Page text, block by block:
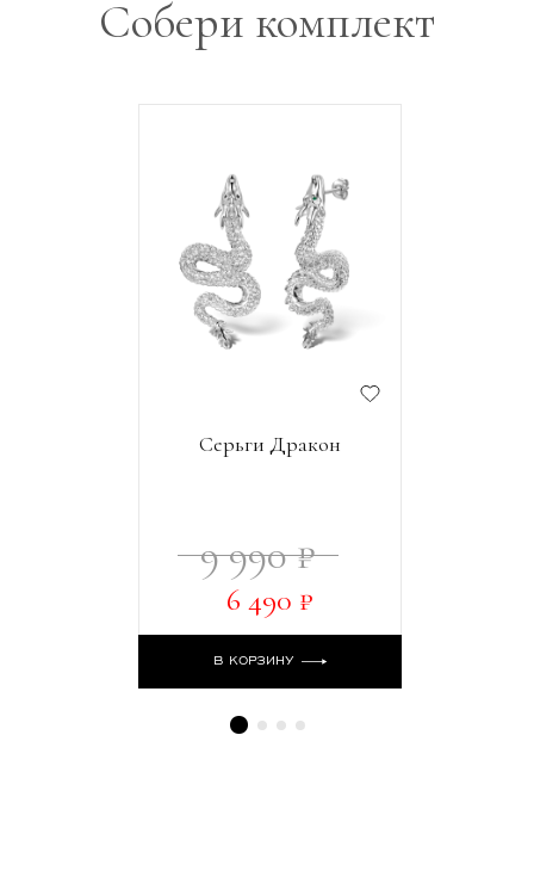
Собери комплект
Серьги Дракон
9 990 ₽
6 490 ₽
В КОРЗИНУ